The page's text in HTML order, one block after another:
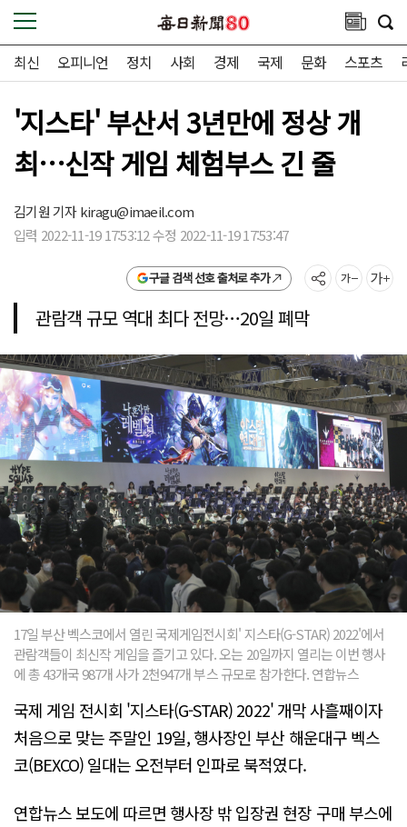
최신 오피니언 정치 사회 경제 국제 문화 스포츠
'지스타' 부산서 3년만에 정상 개
최…신작 게임 체험부스 긴 줄
김기원 기자kiragu@imaeil.com
입력 2022-11-19 17:53:12 수정 2022-11-19 17:53:47
구글 검색 선호 출처로 추가
관람객 규모 역대 최다 전망…20일 폐막
17일 부산 벡스코에서 열린 국제게임전시회' 지스타(G-STAR) 2022'에서
관람객들이 최신작 게임을 즐기고 있다. 오는 20일까지 열리는 이번 행사
에 총 43개국 987개 사가 2천947개 부스 규모로 참가한다. 연합뉴스
국제 게임 전시회 '지스타(G-STAR) 2022' 개막 사흘째이자
처음으로 맞는 주말인 19일, 행사장인 부산 해운대구 벡스
코(BEXCO) 일대는 오전부터 인파로 북적였다.
연합뉴스 보도에 따르면 행사장 밖 입장권 현장 구매 부스에